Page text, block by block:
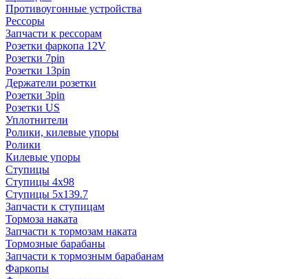
Противоугонные устройства
Рессоры
Запчасти к рессорам
Розетки фаркопа 12V
Розетки 7pin
Розетки 13pin
Держатели розетки
Розетки 3pin
Розетки US
Уплотнители
Ролики, килевые упоры
Ролики
Килевые упоры
Ступицы
Ступицы 4x98
Ступицы 5x139.7
Запчасти к ступицам
Тормоза наката
Запчасти к тормозам наката
Тормозные барабаны
Запчасти к тормозным барабанам
Фаркопы